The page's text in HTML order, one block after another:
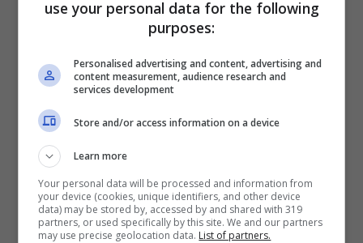
Fai attenzione alla tua salute mentale – videogiochi.com
use your personal data for the following
purposes:
Personalised advertising and content, advertising and
content measurement, audience research and
services development
Store and/or access information on a device
Learn more
Your personal data will be processed and information from
your device (cookies, unique identifiers, and other device
data) may be stored by, accessed by and shared with 319
partners, or used specifically by this site. We and our partners
may use precise geolocation data. List of partners.